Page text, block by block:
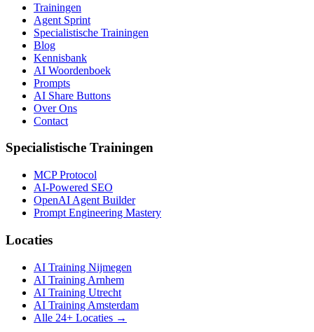
Trainingen
Agent Sprint
Specialistische Trainingen
Blog
Kennisbank
AI Woordenboek
Prompts
AI Share Buttons
Over Ons
Contact
Specialistische Trainingen
MCP Protocol
AI-Powered SEO
OpenAI Agent Builder
Prompt Engineering Mastery
Locaties
AI Training Nijmegen
AI Training Arnhem
AI Training Utrecht
AI Training Amsterdam
Alle 24+ Locaties →